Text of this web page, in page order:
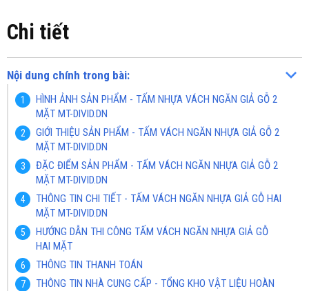
Chi tiết
Nội dung chính trong bài:
HÌNH ẢNH SẢN PHẨM - TẤM NHỰA VÁCH NGĂN GIẢ GỖ 2
MẶT MT-DIVID.DN
GIỚI THIỆU SẢN PHẨM - TẤM VÁCH NGĂN NHỰA GIẢ GỖ 2
MẶT MT-DIVID.DN
ĐẶC ĐIỂM SẢN PHẨM - TẤM VÁCH NGĂN NHỰA GIẢ GỖ 2
MẶT MT-DIVID.DN
THÔNG TIN CHI TIẾT - TẤM VÁCH NGĂN NHỰA GIẢ GỖ HAI
MẶT MT-DIVID.DN
HƯỚNG DẪN THI CÔNG TẤM VÁCH NGĂN NHỰA GIẢ GỖ
HAI MẶT
THÔNG TIN THANH TOÁN
THÔNG TIN NHÀ CUNG CẤP - TỔNG KHO VẬT LIỆU HOÀN